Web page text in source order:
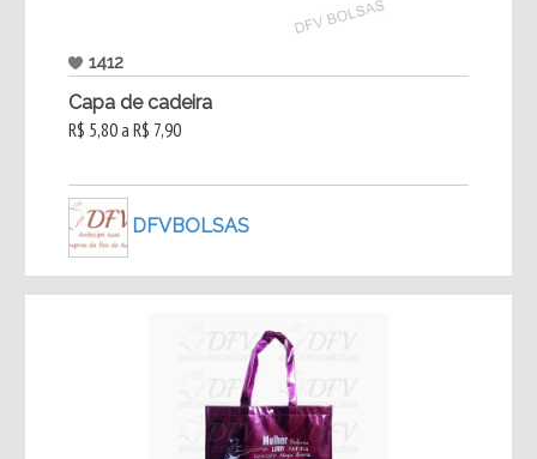
1412
Capa de cadeira
R$ 5,80 a R$ 7,90
DFVBOLSAS